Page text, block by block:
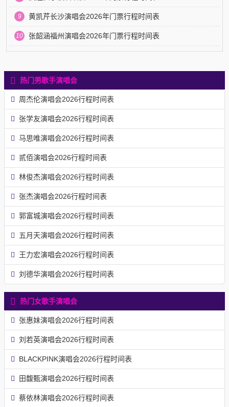
9 黄凯芹长沙演唱会2026年门票行程时间表
10 张韶涵福州演唱会2026年门票行程时间表
热门男歌手演唱会
周杰伦演唱会2026行程时间表
张学友演唱会2026行程时间表
马思唯演唱会2026行程时间表
贰佰演唱会2026行程时间表
林俊杰演唱会2026行程时间表
张杰演唱会2026行程时间表
郭富城演唱会2026行程时间表
五月天演唱会2026行程时间表
王力宏演唱会2026行程时间表
刘德华演唱会2026行程时间表
热门女歌手演唱会
张惠妹演唱会2026行程时间表
刘若英演唱会2026行程时间表
BLACKPINK演唱会2026行程时间表
田馥甄演唱会2026行程时间表
蔡依林演唱会2026行程时间表